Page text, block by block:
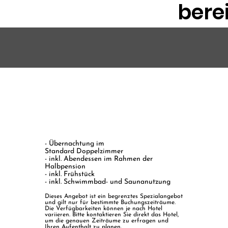
- Übernachtung im
Standard Doppelzimmer
- inkl. Abendessen im Rahmen der
Halbpension
- inkl. Frühstück
- inkl. Schwimmbad- und Saunanutzung
Dieses Angebot ist ein begrenztes Spezialangebot
und gilt nur für bestimmte Buchungszeiträume.
Die Verfügbarkeiten können je nach Hotel
variieren. Bitte kontaktieren Sie direkt das Hotel,
um die genauen Zeiträume zu erfragen und